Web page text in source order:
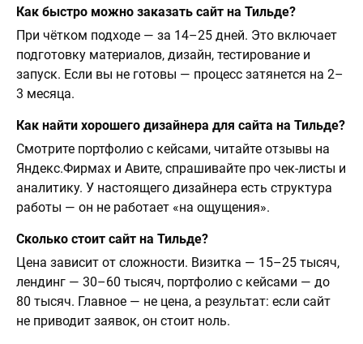
Как быстро можно заказать сайт на Тильде?
При чётком подходе — за 14–25 дней. Это включает
подготовку материалов, дизайн, тестирование и
запуск. Если вы не готовы — процесс затянется на 2–
3 месяца.
Как найти хорошего дизайнера для сайта на Тильде?
Смотрите портфолио с кейсами, читайте отзывы на
Яндекс.Фирмах и Авите, спрашивайте про чек-листы и
аналитику. У настоящего дизайнера есть структура
работы — он не работает «на ощущения».
Сколько стоит сайт на Тильде?
Цена зависит от сложности. Визитка — 15–25 тысяч,
лендинг — 30–60 тысяч, портфолио с кейсами — до
80 тысяч. Главное — не цена, а результат: если сайт
не приводит заявок, он стоит ноль.